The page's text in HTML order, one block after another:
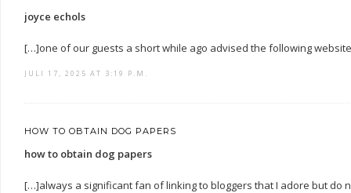
joyce echols
[…]one of our guests a short while ago advised the following
JULI 17, 2025 AT 3:19 P.M.
HOW TO OBTAIN DOG PAPERS
how to obtain dog papers
[…]always a significant fan of linking to bloggers that I adore but do